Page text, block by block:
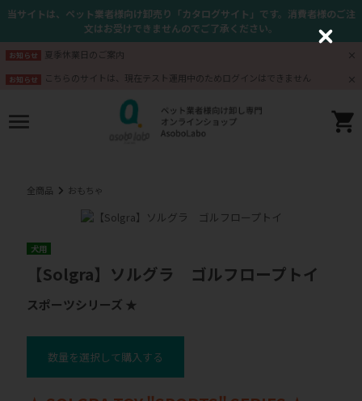
当サイトは、ペット業者様向け卸売り「カタログサイト」です。消費者様のご注
文はお受けできませんのでご了承ください。
お知らせ 夏季休業日のご案内
お知らせ こちらのサイトは、現在テスト運用中のためログインはできません
全商品 おもちゃ
犬用
【Solgra】ソルグラ ゴルフロープトイ
スポーツシリーズ ★
数量を選択して購入する
C